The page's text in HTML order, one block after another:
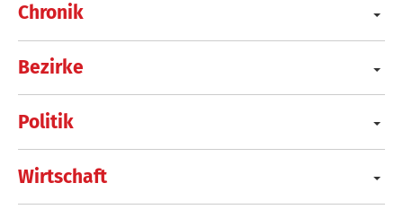
Chronik
Bezirke
Politik
Wirtschaft